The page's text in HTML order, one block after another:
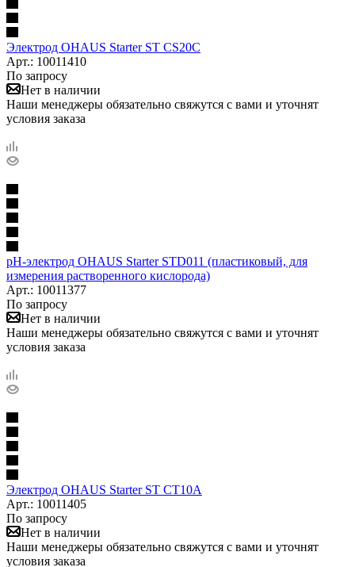
Электрод OHAUS Starter ST CS20C
Арт.: 10011410
По запросу
Нет в наличии
Наши менеджеры обязательно свяжутся с вами и уточнят
условия заказа
pH-электрод OHAUS Starter STD011 (пластиковый, для
измерения растворенного кислорода)
Арт.: 10011377
По запросу
Нет в наличии
Наши менеджеры обязательно свяжутся с вами и уточнят
условия заказа
Электрод OHAUS Starter ST CT10A
Арт.: 10011405
По запросу
Нет в наличии
Наши менеджеры обязательно свяжутся с вами и уточнят
условия заказа